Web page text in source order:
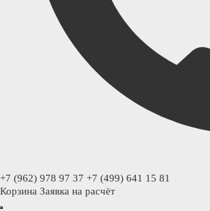
+7 (962) 978 97 37 +7 (499) 641 15 81
Корзина Заявка на расчёт